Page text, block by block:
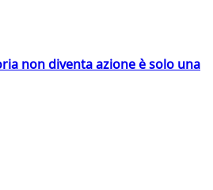
non diventa azione è solo una